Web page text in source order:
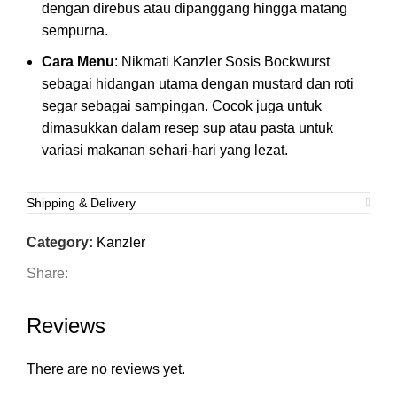
dengan direbus atau dipanggang hingga matang
sempurna.
Cara Menu: Nikmati Kanzler Sosis Bockwurst
sebagai hidangan utama dengan mustard dan roti
segar sebagai sampingan. Cocok juga untuk
dimasukkan dalam resep sup atau pasta untuk
variasi makanan sehari-hari yang lezat.
Shipping & Delivery
Category: Kanzler
Share:
Reviews
There are no reviews yet.